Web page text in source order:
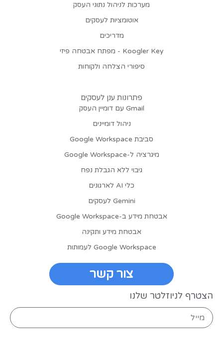
צור קשר
הצטרף לניוזלטר שלנו
פתרונות ענן לעסקים
Gmail עם דומיין העסק
ניהול דומיינים
סביבת Google Workspace
מיגרציה ל-Google Workspace
גיבוי ללא הגבלת נפח
כלי AI לארגונים
Gemini לעסקים
אבטחת מידע ב-Google Workspace
אבטחת מידע ותקינה
Google Workspace לעמותות
מערכות לניהול נתוני העסק
אוטומציות לעסקים
מדריכים
Koogler Key - מפתח אבטחה פיזי
סיפורי הצלחה ולקוחות